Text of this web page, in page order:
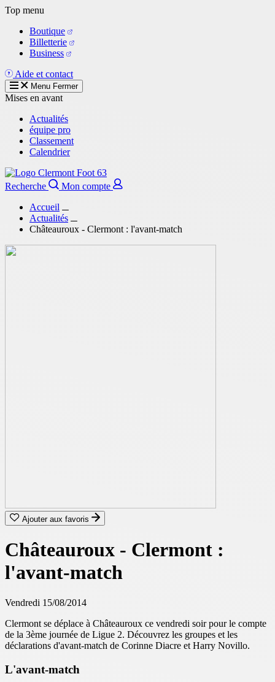
Aller
contenu
principal
Top menu
Boutique
Billetterie
Business
Aide et contact
Menu Fermer
Mises en avant
Actualités
équipe pro
Classement
Calendrier
Recherche
Mon compte
Accueil
Actualités
Châteauroux - Clermont : l'avant-match
Ajouter aux favoris
Châteauroux - Clermont :
l'avant-match
Vendredi 15/08/2014
Clermont se déplace à Châteauroux ce vendredi soir pour le compte
de la 3ème journée de Ligue 2. Découvrez les groupes et les
déclarations d'avant-match de Corinne Diacre et Harry Novillo.
L'avant-match